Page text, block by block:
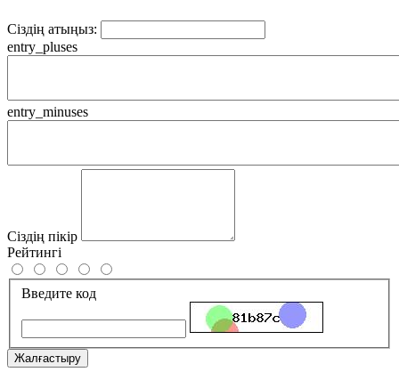
Сіздің атыңыз:
entry_pluses
entry_minuses
Сіздің пікір
Рейтингі
Введите код
Жалғастыру